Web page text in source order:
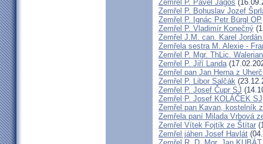
Zemřel P. Pavel Jagoš
Zemřel P. Bohuslav Jozef
Zemřel P. Ignác Petr Bürgl OP
Zemřel P. Vladimír Konečný
Zemřel J.M. can. Karel
Zemřela sestra M. Alexie -
Zemřel P. Mgr. ThLic.
Zemřel P. Jiří Landa
Zemřel pan Jan Herna z
Zemřel P. Libor Salčák
Zemřel P. Josef Čupr SJ
Zemřel P. Josef KOLÁČEK SJ
Zemřel pan Kavan, kostelník
Zemřela paní Milada Vrbová
Zemřel Vítek Fojtík ze Štítar
Zemřel jáhen Josef Havlát